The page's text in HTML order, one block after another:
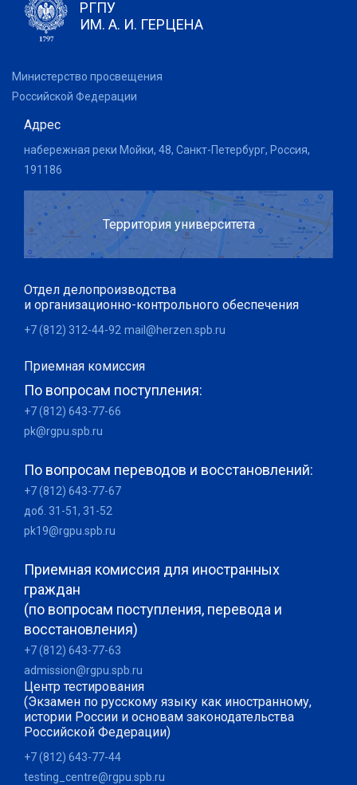
РГПУ
ИМ. А. И. ГЕРЦЕНА
Министерство просвещения
Российской Федерации
Адрес
набережная реки Мойки, 48, Санкт-Петербург, Россия,
191186
Территория университета
Отдел делопроизводства
и организационно-контрольного обеспечения
+7 (812) 312-44-92 mail@herzen.spb.ru
Приемная комиссия
По вопросам поступления:
+7 (812) 643-77-66
pk@rgpu.spb.ru
По вопросам переводов и восстановлений:
+7 (812) 643-77-67
доб. 31-51, 31-52
pk19@rgpu.spb.ru
Приемная комиссия для иностранных
граждан
(по вопросам поступления, перевода и
восстановления)
+7 (812) 643-77-63
admission@rgpu.spb.ru
Центр тестирования
(Экзамен по русскому языку как иностранному,
истории России и основам законодательства
Российской Федерации)
+7 (812) 643-77-44
testing_centre@rgpu.spb.ru